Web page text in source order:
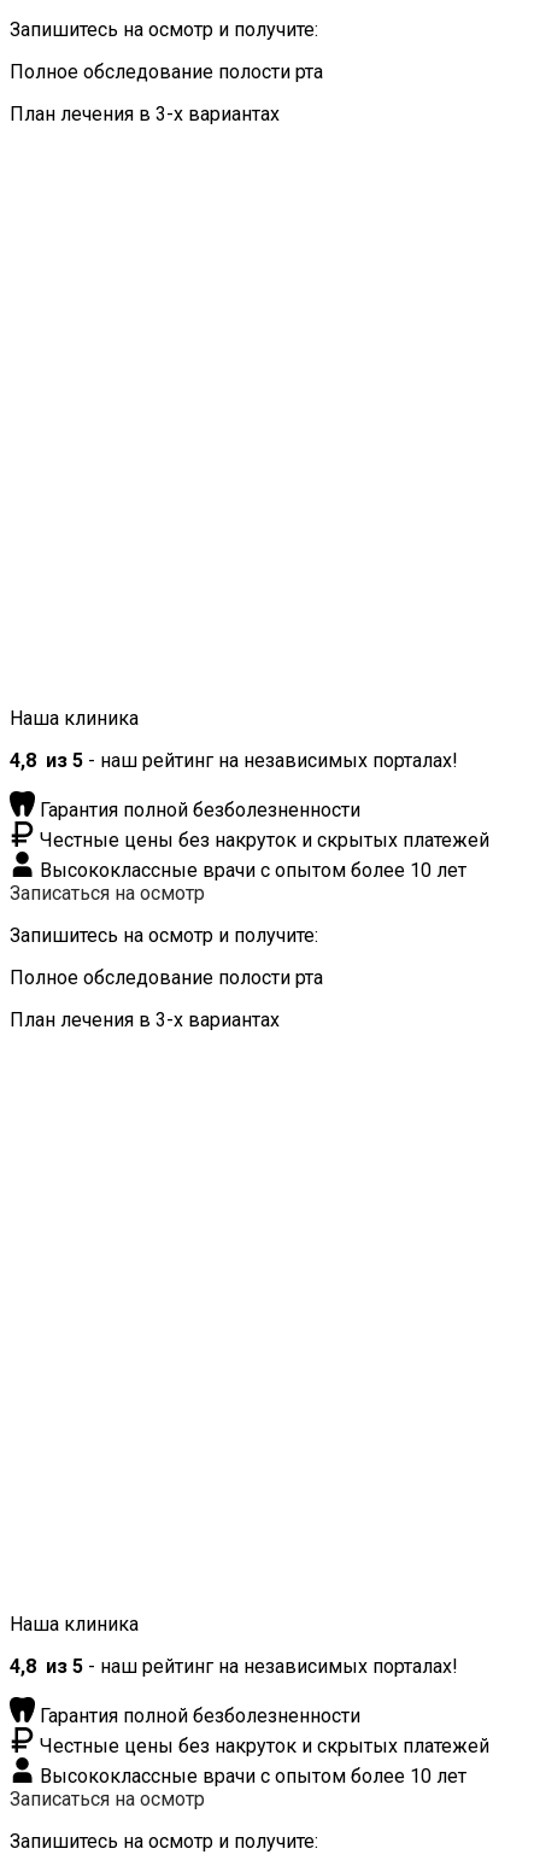
Запишитесь на осмотр и получите:
Полное обследование полости рта
План лечения в 3-х вариантах
Наша клиника
4,8 из 5 - наш рейтинг на независимых порталах!
Гарантия полной безболезненности
Честные цены без накруток и скрытых платежей
Высококлассные врачи с опытом более 10 лет
Записаться на осмотр
Запишитесь на осмотр и получите:
Полное обследование полости рта
План лечения в 3-х вариантах
Наша клиника
4,8 из 5 - наш рейтинг на независимых порталах!
Гарантия полной безболезненности
Честные цены без накруток и скрытых платежей
Высококлассные врачи с опытом более 10 лет
Записаться на осмотр
Запишитесь на осмотр и получите: